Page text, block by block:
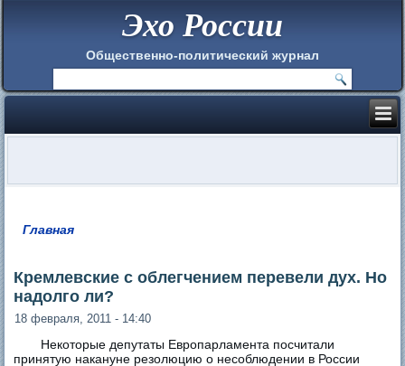
Эхо России
Общественно-политический журнал
Главная
Кремлевские с облегчением перевели дух. Но
надолго ли?
18 февраля, 2011 - 14:40
Некоторые депутаты Европарламента посчитали
принятую накануне резолюцию о несоблюдении в России